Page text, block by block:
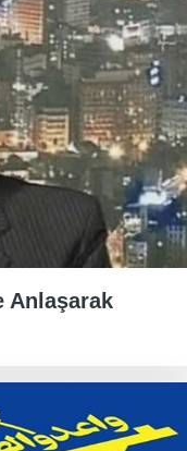
Anlaşarak